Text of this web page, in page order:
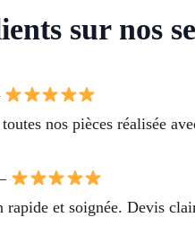
sur nos
nos pièces réalisée
rapide et soignée. Devis